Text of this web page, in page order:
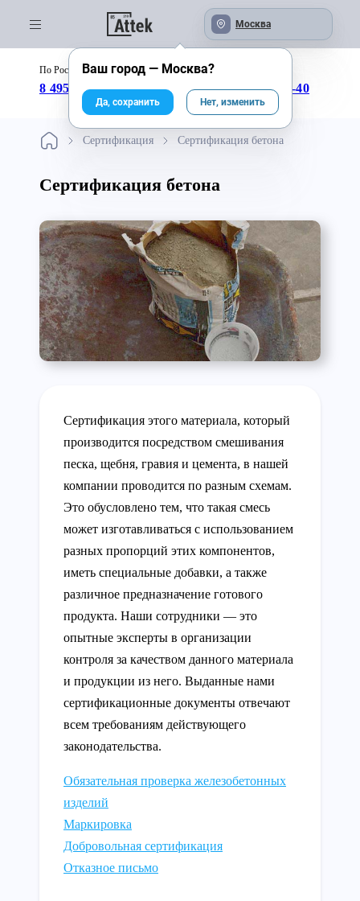
Москва
По России бесплатно:
8 495 246-04-43 8 800 333-25-40
Сертификация Сертификация бетона
Сертификация бетона
Сертификация этого материала, который
производится посредством смешивания
песка, щебня, гравия и цемента, в нашей
компании проводится по разным схемам.
Это обусловлено тем, что такая смесь
может изготавливаться с использованием
разных пропорций этих компонентов,
иметь специальные добавки, а также
различное предназначение готового
продукта. Наши сотрудники — это
опытные эксперты в организации
контроля за качеством данного материала
и продукции из него. Выданные нами
сертификационные документы отвечают
всем требованиям действующего
законодательства.
Обязательная проверка железобетонных
изделий
Маркировка
Добровольная сертификация
Отказное письмо
Ваш город — Москва?
Да, сохранить Нет, изменить